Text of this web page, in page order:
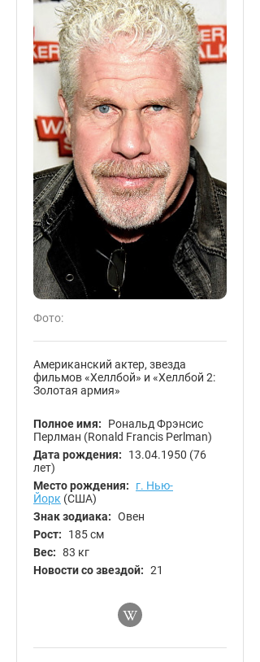
Фото:
Американский актер, звезда
фильмов «Хеллбой» и «Хеллбой 2:
Золотая армия»
Полное имя:
Рональд Фрэнсис
Перлман (Ronald Francis Perlman)
Дата рождения:
13.04.1950 (76
лет)
Место рождения:
г. Нью-
Йорк (США)
Знак зодиака: Овен
Рост:
185 см
Вес: 83 кг
Новости со звездой: 21